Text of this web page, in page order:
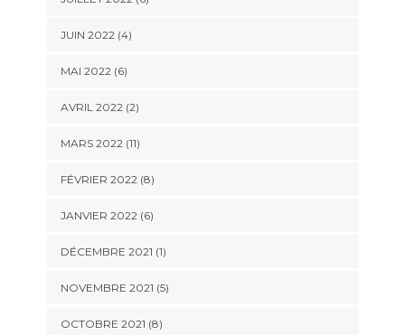
JUIN 2022 (4)
MAI 2022 (6)
AVRIL 2022 (2)
MARS 2022 (11)
FÉVRIER 2022 (8)
JANVIER 2022 (6)
DÉCEMBRE 2021 (1)
NOVEMBRE 2021 (5)
OCTOBRE 2021 (8)